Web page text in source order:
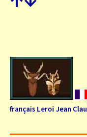
français Leroi Jean